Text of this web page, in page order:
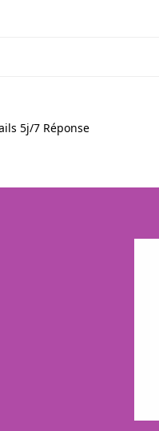
5j/7 Réponse